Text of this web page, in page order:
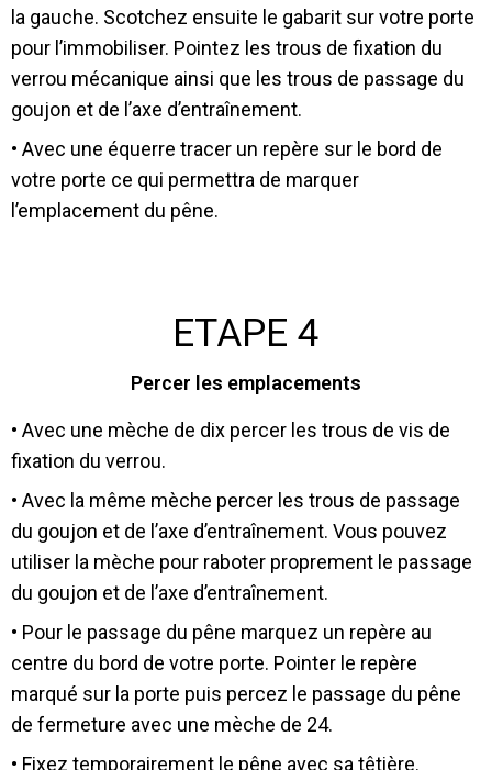
la gauche. Scotchez ensuite le gabarit sur votre porte
pour l’immobiliser. Pointez les trous de fixation du
verrou mécanique ainsi que les trous de passage du
goujon et de l’axe d’entraînement.
• Avec une équerre tracer un repère sur le bord de
votre porte ce qui permettra de marquer
l’emplacement du pêne.
ETAPE 4
Percer les emplacements
• Avec une mèche de dix percer les trous de vis de
fixation du verrou.
• Avec la même mèche percer les trous de passage
du goujon et de l’axe d’entraînement. Vous pouvez
utiliser la mèche pour raboter proprement le passage
du goujon et de l’axe d’entraînement.
• Pour le passage du pêne marquez un repère au
centre du bord de votre porte. Pointer le repère
marqué sur la porte puis percez le passage du pêne
de fermeture avec une mèche de 24.
• Fixez temporairement le pêne avec sa têtière.